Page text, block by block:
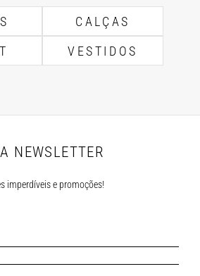
CALÇAS
VESTIDOS
NEWSLETTER
imperdíveis e promoções!